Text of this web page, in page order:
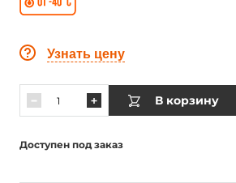
Узнать цену
В корзину
Доступен под заказ